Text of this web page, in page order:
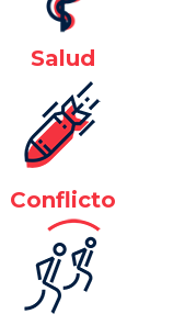
Salud
Conflicto